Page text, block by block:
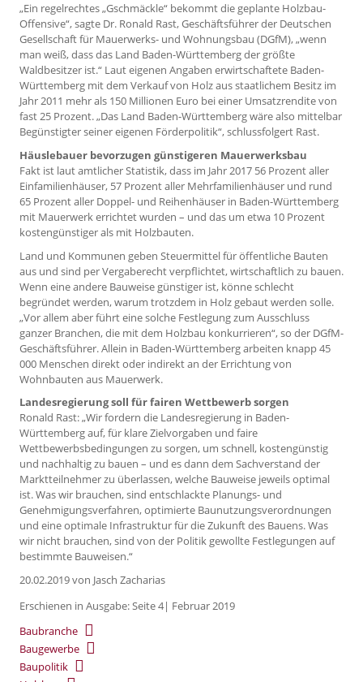
„Ein regelrechtes „Gschmäckle“ bekommt die geplante Holzbau-
Offensive“, sagte Dr. Ronald Rast, Geschäftsführer der Deutschen
Gesellschaft für Mauerwerks- und Wohnungsbau (DGfM), „wenn
man weiß, dass das Land Baden-Württemberg der größte
Waldbesitzer ist.“ Laut eigenen Angaben erwirtschaftete Baden-
Württemberg mit dem Verkauf von Holz aus staatlichem Besitz im
Jahr 2011 mehr als 150 Millionen Euro bei einer Umsatzrendite von
fast 25 Prozent. „Das Land Baden-Württemberg wäre also mittelbar
Begünstigter seiner eigenen Förderpolitik“, schlussfolgert Rast.
Häuslebauer bevorzugen günstigeren Mauerwerksbau
Fakt ist laut amtlicher Statistik, dass im Jahr 2017 56 Prozent aller
Einfamilienhäuser, 57 Prozent aller Mehrfamilienhäuser und rund
65 Prozent aller Doppel- und Reihenhäuser in Baden-Württemberg
mit Mauerwerk errichtet wurden – und das um etwa 10 Prozent
kostengünstiger als mit Holzbauten.
Land und Kommunen geben Steuermittel für öffentliche Bauten
aus und sind per Vergaberecht verpflichtet, wirtschaftlich zu bauen.
Wenn eine andere Bauweise günstiger ist, könne schlecht
begründet werden, warum trotzdem in Holz gebaut werden solle.
„Vor allem aber führt eine solche Festlegung zum Ausschluss
ganzer Branchen, die mit dem Holzbau konkurrieren“, so der DGfM-
Geschäftsführer. Allein in Baden-Württemberg arbeiten knapp 45
000 Menschen direkt oder indirekt an der Errichtung von
Wohnbauten aus Mauerwerk.
Landesregierung soll für fairen Wettbewerb sorgen
Ronald Rast: „Wir fordern die Landesregierung in Baden-
Württemberg auf, für klare Zielvorgaben und faire
Wettbewerbsbedingungen zu sorgen, um schnell, kostengünstig
und nachhaltig zu bauen – und es dann dem Sachverstand der
Marktteilnehmer zu überlassen, welche Bauweise jeweils optimal
ist. Was wir brauchen, sind entschlackte Planungs- und
Genehmigungsverfahren, optimierte Baunutzungsverordnungen
und eine optimale Infrastruktur für die Zukunft des Bauens. Was
wir nicht brauchen, sind von der Politik gewollte Festlegungen auf
bestimmte Bauweisen.“
20.02.2019von Jasch Zacharias
Erschienen in Ausgabe: Seite 4| Februar 2019
Baubranche
Baugewerbe
Baupolitik